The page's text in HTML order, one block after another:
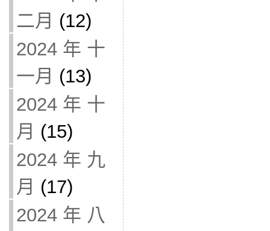
二月 (12)
2024 年 十
一月 (13)
2024 年 十
月 (15)
2024 年 九
月 (17)
2024 年 八